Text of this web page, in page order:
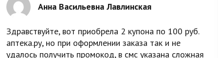
Анна Васильевна Лавлинская
Здравствуйте, вот приобрела 2 купона по 100 руб.
аптека.ру, но при оформлении заказа так и не
удалось получить промокод, в смс указана сложная